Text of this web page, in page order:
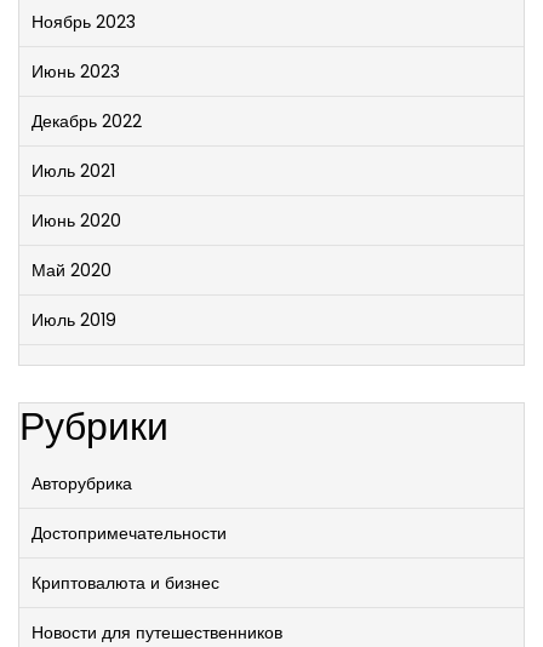
Ноябрь 2023
Июнь 2023
Декабрь 2022
Июль 2021
Июнь 2020
Май 2020
Июль 2019
Рубрики
Авторубрика
Достопримечательности
Криптовалюта и бизнес
Новости для путешественников